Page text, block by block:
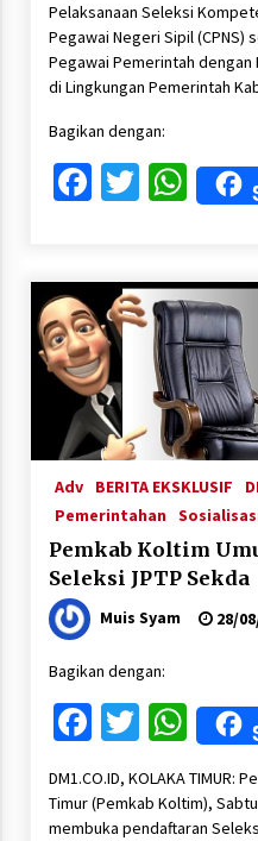
Pelaksanaan Seleksi
Pegawai Negeri Sipil
Pegawai Pemerintah dengan
di Lingkungan Pemerintah
Bagikan dengan:
Facebook
Twitter
Adv BERITA EKSKLUSIF
Pemerintahan
Pemkab Koltim
Seleksi JPTP Sekda
Muis Syam 28/
Bagikan dengan:
Facebook
Twitter
DM1.CO.ID, KOLAKA TIMUR:
Timur (Pemkab Koltim),
membuka pendaftaran